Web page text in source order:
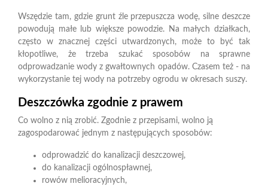
Wszędzie tam, gdzie grunt źle przepuszcza wodę, silne deszcze
powodują małe lub większe powodzie. Na małych działkach,
często w znacznej części utwardzonych, może to być tak
kłopotliwe, że trzeba szukać sposobów na sprawne
odprowadzanie wody z gwałtownych opadów. Czasem też - na
wykorzystanie tej wody na potrzeby ogrodu w okresach suszy.
Deszczówka zgodnie z prawem
Co wolno z nią zrobić. Zgodnie z przepisami, wolno ją
zagospodarować jednym z następujących sposobów:
odprowadzić do kanalizacji deszczowej,
do kanalizacji ogólnospławnej,
rowów melioracyjnych,